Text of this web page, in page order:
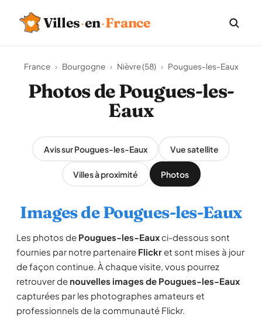
Villes·en·France
France › Bourgogne › Nièvre (58) › Pougues-les-Eaux
Photos de Pougues-les-
Eaux
Avis sur Pougues-les-Eaux Vue satellite
Villes à proximité Photos
Images de Pougues-les-Eaux
Les photos de Pougues-les-Eauxci-dessous sont
fournies par notre partenaire Flickret sont mises à jour
de façon continue. À chaque visite, vous pourrez
retrouver de nouvelles images de Pougues-les-Eaux
capturées par les photographes amateurs et
professionnels de la communauté Flickr.